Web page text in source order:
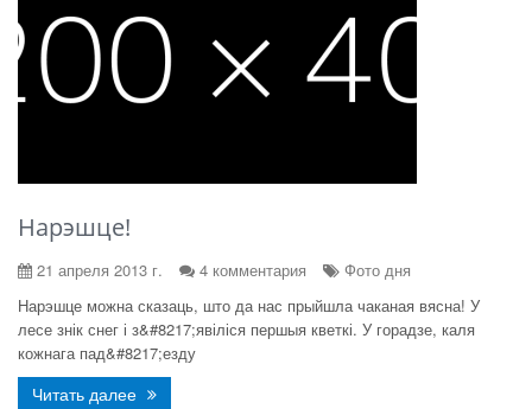
Нарэшце!
21 апреля 2013 г. 4 комментария
Фото дня
Нарэшце можна сказаць, што да нас прыйшла чаканая вясна! У
лесе знік снег і з&#8217;явіліся першыя кветкі. У горадзе, каля
кожнага пад&#8217;езду
Читать далее